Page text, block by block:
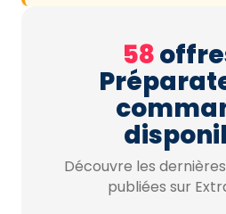
58
Découvre les
publiées sur